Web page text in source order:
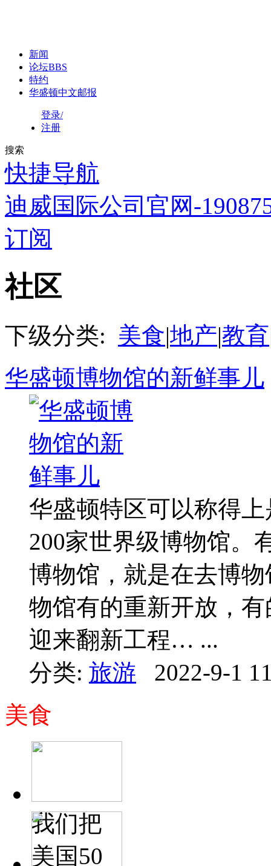
新闻
论坛BBS
特约
华盛顿中文邮报
登录/
注册
搜索
快捷导航
迪威国际公司官网-
订阅
社区
下级分类: 美食|地产|教育
华盛顿博物馆的新鲜事儿
华盛顿特区可以称得
200家世界级博物馆。
博物馆，就是在去博
物馆有的重新开放，
迎来翻新工程… ...
分类: 旅游
2022-9-1
美食
我们把
美国50